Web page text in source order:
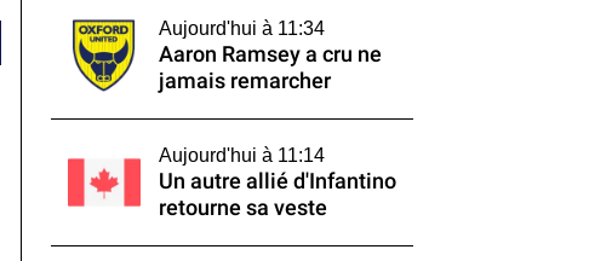
Aujourd'hui à 11:34
Aaron Ramsey a cru ne
jamais remarcher
Aujourd'hui à 11:14
Un autre allié d'Infantino
retourne sa veste